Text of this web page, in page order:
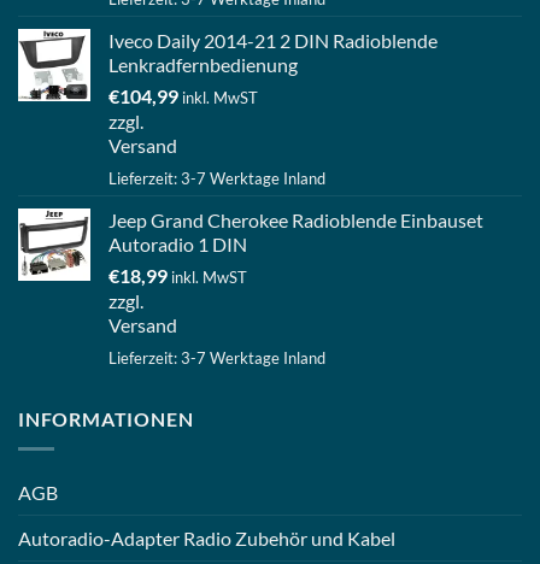
Iveco Daily 2014-21 2 DIN Radioblende
Lenkradfernbedienung
€104,99 inkl. MwST
zzgl.
Versand
Lieferzeit: 3-7 Werktage Inland
Jeep Grand Cherokee Radioblende Einbauset
Autoradio 1 DIN
€18,99 inkl. MwST
zzgl.
Versand
Lieferzeit: 3-7 Werktage Inland
INFORMATIONEN
AGB
Autoradio-Adapter Radio Zubehör und Kabel